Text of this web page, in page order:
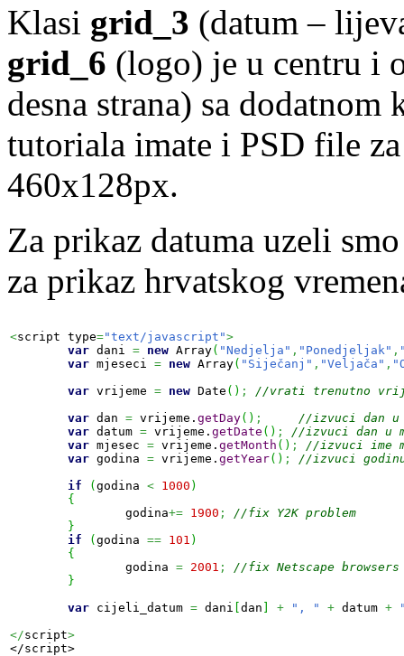
Klasi grid_3 (datum –
grid_6 (logo) je u centru i
desna strana) sa dodatnom
tutoriala imate i PSD file
460x128px.
Za prikaz datuma uzeli
za prikaz hrvatskog
<script type="text/javascript">
var dani = new Array( "Nedjelja" , "Ponedjeljak" ,
var mjeseci = new Array( "Siječanj" , "Veljača" ,
var vrijeme = new Date ( ) ;
//vrati trenutno
var dan = vrijeme. getDay( ) ;
//izvuci dan u
var datum = vrijeme. getDate ( ) ;
//izvuci dan u
var mjesec = vrijeme. getMonth ( ) ;
//izvuci ime
var godina = vrijeme. getYear( ) ;
//izvuci
if
( godina < 1000 )
{
		godina
+= 1900 ;
//fix Y2K problem
}
if
( godina == 101 )
{
		godina
= 2001 ;
//fix Netscape
}
var cijeli_datum = dani dan + ", " + datum +
</script>
</script>